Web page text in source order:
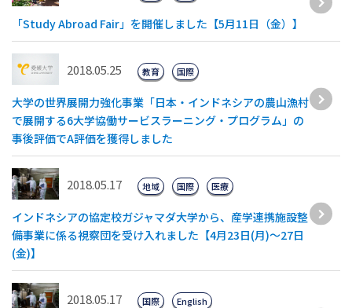
「Study Abroad Fair」を開催しました【5月11日（金）】
2018.05.25
大学の世界展開力強化事業「日本・インドネシアの農山漁村
で展開する6大学協働サービスラーニング・プログラム」の
事後評価でA評価を獲得しました
教育 国際
2018.05.17
インドネシアの協定校ガジャマダ大学から、産学連携施設整
備事業に係る視察団を受け入れました【4月23日(月)～27日
(金)】
地域 国際 医療
2018.05.17 国際 English